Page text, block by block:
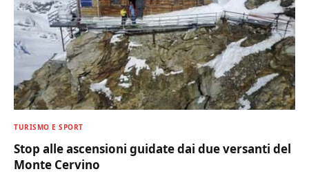
TURISMO E SPORT
Stop alle ascensioni guidate dai due versanti del
Monte Cervino